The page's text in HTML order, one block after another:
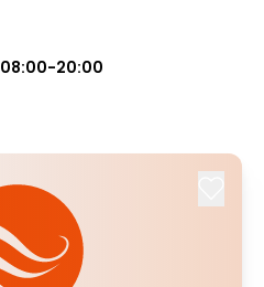
08:00-20:00